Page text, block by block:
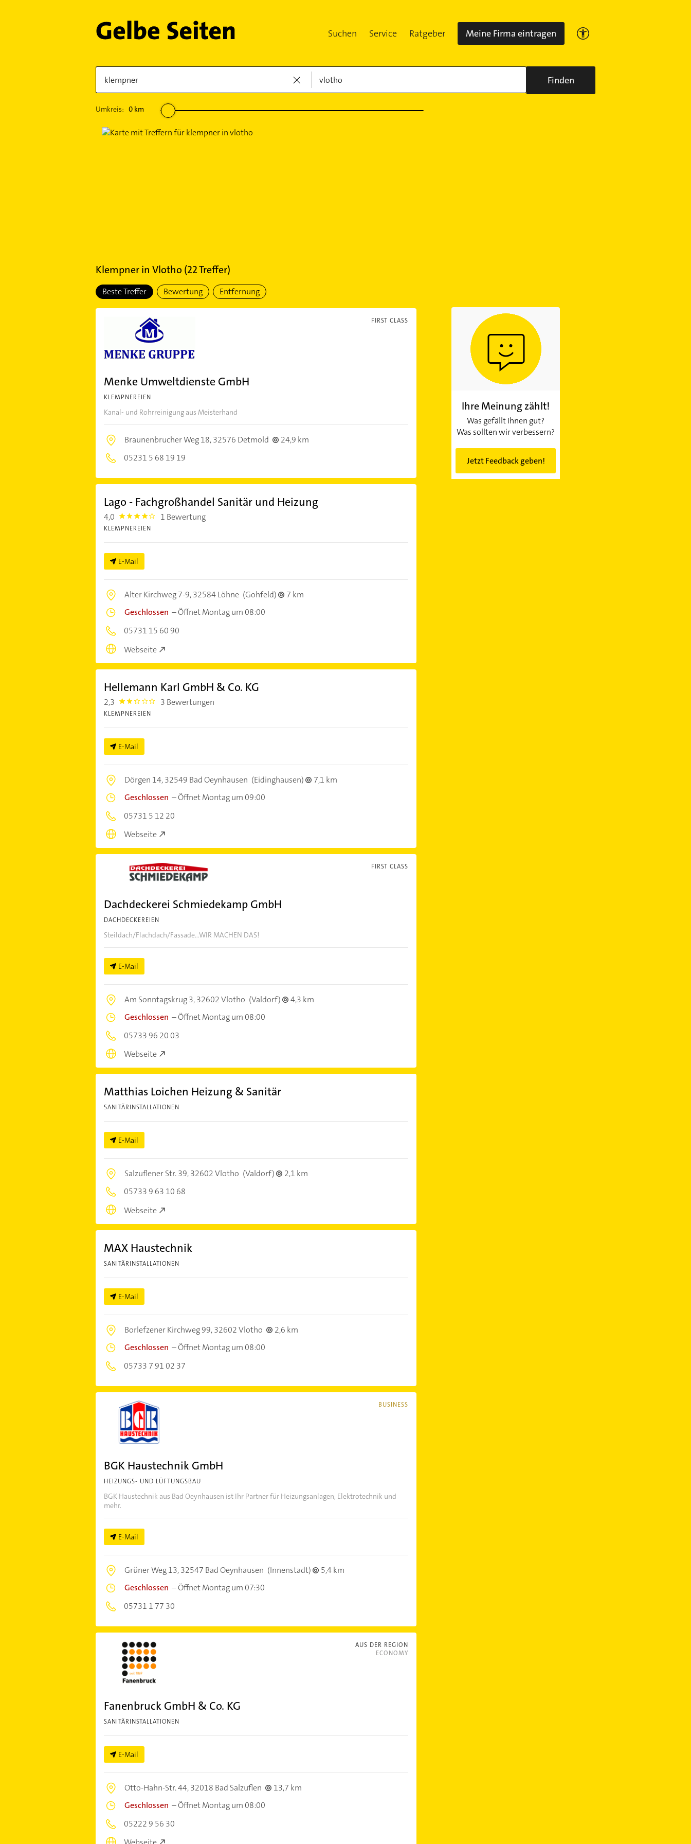
Suchen Service Ratgeber Meine Firma eintragen
Finden
Umkreis: 0km
Klempnerin Vlotho (22Treffer)
Beste Treffer Bewertung Entfernung
FIRST CLASS
Menke Umweltdienste GmbH
KLEMPNEREIEN
Kanal- und Rohrreinigung aus Meisterhand
Braunenbrucher Weg 18,32576 Detmold
24,9 km
05231 5 68 19 19
Lago - Fachgroßhandel Sanitär und Heizung
4,0 4.0 1 Bewertung
KLEMPNEREIEN
E-Mail
Alter Kirchweg 7-9,32584 Löhne (Gohfeld)
7 km
Geschlossen –Öffnet Montag um 08:00
05731 15 60 90
Webseite
Hellemann Karl GmbH & Co. KG
2,3 2.3 3 Bewertungen
KLEMPNEREIEN
E-Mail
Dörgen 14,32549 Bad Oeynhausen (Eidinghausen)
7,1 km
Geschlossen –Öffnet Montag um 09:00
05731 5 12 20
Webseite
FIRST CLASS
Dachdeckerei Schmiedekamp GmbH
DACHDECKEREIEN
Steildach/Flachdach/Fassade...WIR MACHEN DAS!
E-Mail
Am Sonntagskrug 3,32602 Vlotho (Valdorf)
4,3 km
Geschlossen –Öffnet Montag um 08:00
05733 96 20 03
Webseite
Matthias Loichen Heizung & Sanitär
SANITÄRINSTALLATIONEN
E-Mail
Salzuflener Str. 39,32602 Vlotho (Valdorf)
2,1 km
05733 9 63 10 68
Webseite
MAX Haustechnik
SANITÄRINSTALLATIONEN
E-Mail
Borlefzener Kirchweg 99,32602 Vlotho
2,6 km
Geschlossen –Öffnet Montag um 08:00
05733 7 91 02 37
BUSINESS
BGK Haustechnik GmbH
HEIZUNGS- UND LÜFTUNGSBAU
BGK Haustechnik aus Bad Oeynhausen ist Ihr Partner für Heizungsanlagen, Elektrotechnik und
mehr.
E-Mail
Grüner Weg 13,32547 Bad Oeynhausen (Innenstadt)
5,4 km
Geschlossen –Öffnet Montag um 07:30
05731 1 77 30
AUS DER REGION
ECONOMY
Fanenbruck GmbH & Co. KG
SANITÄRINSTALLATIONEN
E-Mail
Otto-Hahn-Str. 44,32018 Bad Salzuflen
13,7 km
Geschlossen –Öffnet Montag um 08:00
05222 9 56 30
Ihre Meinung zählt!
Was gefällt Ihnen gut?
Was sollten wir verbessern?
Jetzt Feedback geben!